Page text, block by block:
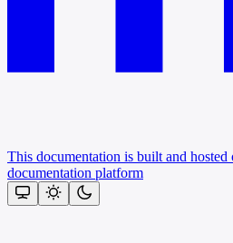
This documentation is built and
documentation platform